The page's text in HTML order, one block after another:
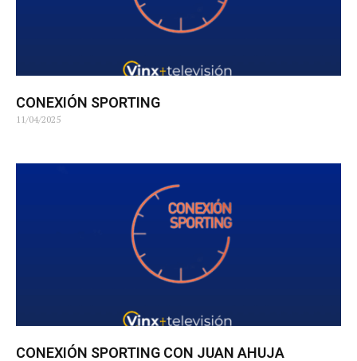
CONEXIÓN SPORTING
11/04/2025
CONEXIÓN SPORTING CON JUAN AHUJA